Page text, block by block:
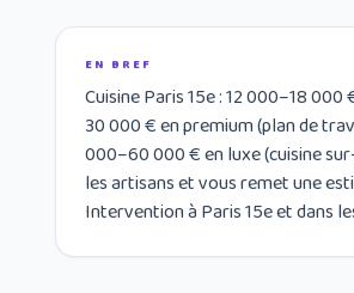
EN BREF
Cuisine Paris 15e : 12 000–18
30 000 € en premium (plan de
000–60 000 € en luxe (cuisine
les artisans et vous remet une
Intervention à Paris 15e et dans